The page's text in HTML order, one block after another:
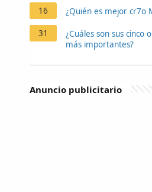
16
¿Quién es mejor cr7o
31
¿Cuáles son sus cinco
más importantes?
Anuncio publicitario